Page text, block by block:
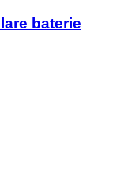
baterie